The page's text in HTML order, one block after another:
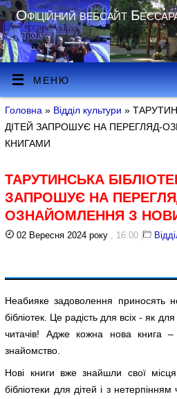
Офіційний вебсайт
МЕНЮ
Головна » Відділ культури »
ДІТЕЙ ЗАПРОШУЄ НА ПЕРЕГЛЯД-
КНИГАМИ
ТАРУТИНСЬКА
ЗАПРОШУЄ НА
ОЗНАЙОМЛЕННЯ З
02 Вересня 2024 року , 16:00 |
Неабияке задоволення приносять
бібліотек. Це радість для всіх - як
читачів! Адже кожна нова книга
знайомство.
Нові книги вже знайшли свої
бібліотеки для дітей і з нетерпінням